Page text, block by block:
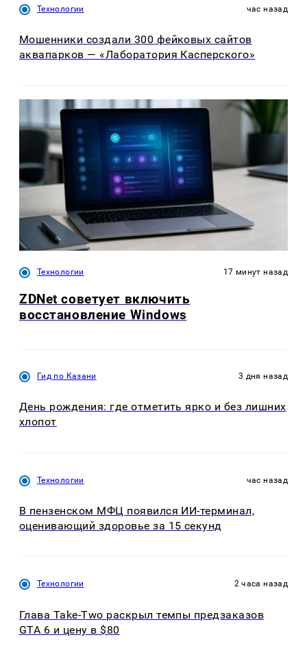
Технологии час назад
Мошенники создали 300 фейковых сайтов
аквапарков — «Лаборатория Касперского»
Технологии 17 минут назад
ZDNet советует включить
восстановление Windows
Гид по Казани 3 дня назад
День рождения: где отметить ярко и без лишних
хлопот
Технологии час назад
В пензенском МФЦ появился ИИ-терминал,
оценивающий здоровье за 15 секунд
Технологии 2 часа назад
Глава Take-Two раскрыл темпы предзаказов
GTA 6 и цену в $80